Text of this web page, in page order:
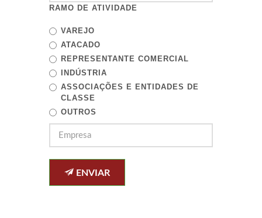
RAMO DE ATIVIDADE
VAREJO
ATACADO
REPRESENTANTE COMERCIAL
INDÚSTRIA
ASSOCIAÇÕES E ENTIDADES DE
CLASSE
OUTROS
ENVIAR